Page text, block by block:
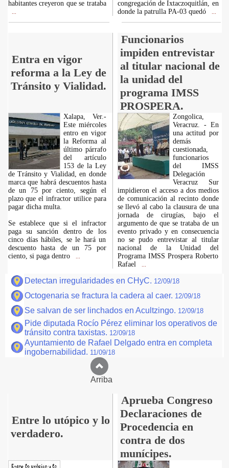
habitantes creyeron que se trataba
congregación de Ixtaczoquitlán, en
donde la patrulla PA-03 quedó
Entra en vigor
reforma a la Ley de
Tránsito y Vialidad.
Funcionarios
impiden entrevistar
al titular nacional de
la unidad del
programa IMSS
PROSPERA.
Xalapa, Ver.-
Este miércoles
entro en vigor
la Reforma al
último párrafo
del artículo
153 de la Ley
de Tránsito y Vialidad, en donde
marca que habrá descuentos hasta
de un 75 por ciento, según el
plazo que el infractor utilice para
pagar dicha multa.
Se establece que si el infractor
paga su sanción dentro de los
cinco días hábiles, se le hará un
descuento hasta de un 75 por
ciento, si paga dentro
Zongolica,
Veracruz. - En
una actitud por
demás
cuestionada,
funcionarios
del IMSS
Delegación
Veracruz Sur
impidieron el acceso a dos medios
de comunicación al recinto donde
se llevó al cabo la clausura de una
jornada de cirugías, bajo el
argumento de que se trataba de un
evento privado y en consecuencia
no se pudo entrevistar al titular
nacional de la Unidad del
Programa IMSS Prospera Roberto
Rafael
Detectan irregularidades en CHyC. 12/09/18
Octogenaria se fractura la cadera al caer. 12/09/18
Se salvan de ser linchados en Acultzingo. 12/09/18
Pide diputada Rocío Pérez eliminar los operativos de
tránsito contra taxistas. 12/09/18
Ayuntamiento de Rafael Delgado entra en completa
ingobernabilidad. 11/09/18
Arriba
Entre lo utópico y lo
verdadero.
Aprueba Congreso
Declaraciones de
Procedencia en
contra de dos
munícipes.